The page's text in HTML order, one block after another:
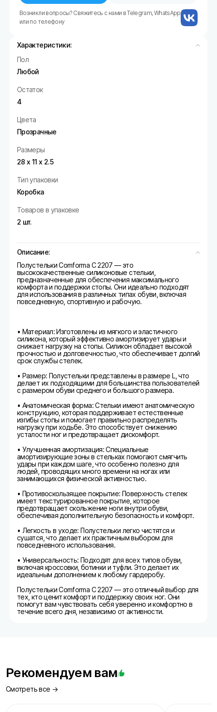
Возникли вопросы? Свяжитесь с нами в Telegram, WhatsApp
или по телефону
Характеристики:
Пол
Любой
Остаток
4
Цвета
Прозрачные
Размеры
28 х 11 х 2.5
Тип упаковки
Коробка
Товаров в упаковке
2 шт.
Описание:
Полустельки Comforma С 2207 — это
высококачественные силиконовые стельки,
предназначенные для обеспечения максимального
комфорта и поддержки стопы. Они идеально подходят
для использования в различных типах обуви, включая
повседневную, спортивную и рабочую.
• Материал: Изготовлены из мягкого и эластичного
силикона, который эффективно амортизирует удары и
снижает нагрузку на стопы. Силикон обладает высокой
прочностью и долговечностью, что обеспечивает долгий
срок службы стелек.
• Размер: Полустельки представлены в размере L, что
делает их подходящими для большинства пользователей
с размером обуви среднего и большого размера.
• Анатомическая форма: Стельки имеют анатомическую
конструкцию, которая поддерживает естественные
изгибы стопы и помогает правильно распределять
нагрузку при ходьбе. Это способствует снижению
усталости ног и предотвращает дискомфорт.
• Улучшенная амортизация: Специальные
амортизирующие зоны в стельках помогают смягчить
удары при каждом шаге, что особенно полезно для
людей, проводящих много времени на ногах или
занимающихся физической активностью.
• Противоскользящее покрытие: Поверхность стелек
имеет текстурированное покрытие, которое
предотвращает скольжение ноги внутри обуви,
обеспечивая дополнительную безопасность и комфорт.
• Легкость в уходе: Полустельки легко чистятся и
сушатся, что делает их практичным выбором для
повседневного использования.
• Универсальность: Подходят для всех типов обуви,
включая кроссовки, ботинки и туфли. Это делает их
идеальным дополнением к любому гардеробу.
Полустельки Comforma С 2207 — это отличный выбор для
тех, кто ценит комфорт и поддержку своих ног. Они
помогут вам чувствовать себя уверенно и комфортно в
течение всего дня, независимо от активности.
Рекомендуем вам
Смотреть все →